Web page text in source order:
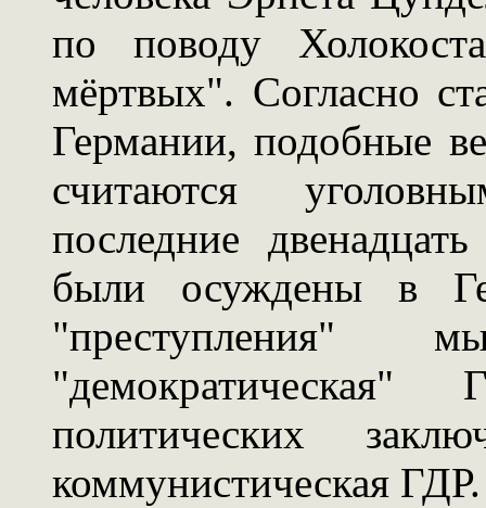
по поводу
мёртвых". Согласно
Германии, подобные
считаются
последние
были осуждены в
"преступления"
политических
коммунистическая ГДР.